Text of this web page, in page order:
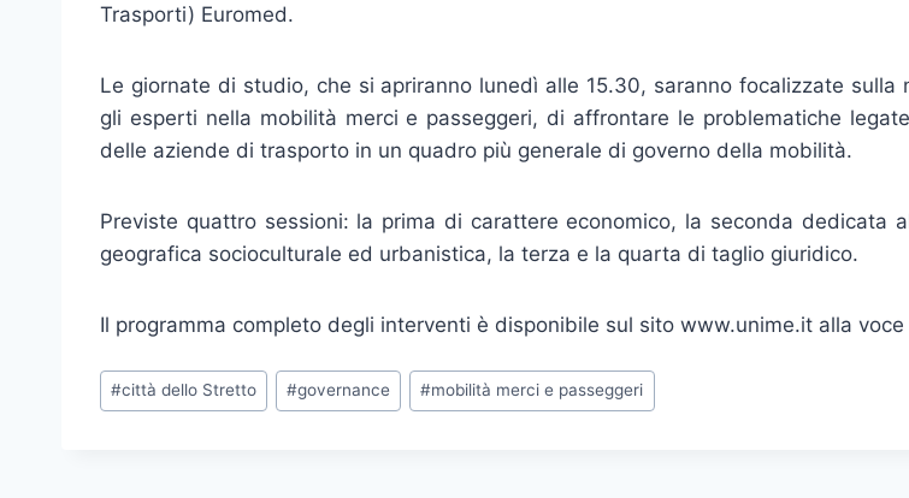
Trasporti) Euromed.
Le giornate di studio, che si apriranno lunedì alle 15.30, saranno focalizzate sulla
gli esperti nella mobilità merci e passeggeri, di affrontare le problematiche
delle aziende di trasporto in un quadro più generale di governo della mobilità.
Previste quattro sessioni: la prima di carattere economico, la seconda dedicata
geografica socioculturale ed urbanistica, la terza e la quarta di taglio giuridico.
Il programma completo degli interventi è disponibile sul sito www.unime.it alla voce
Tag
articolo:
#città dello Stretto #governance #mobilità merci e passeggeri